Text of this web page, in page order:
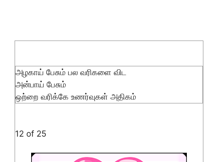
அழகாய் பேசும் பல வரிகளை விட
அன்பாய் பேசும்
ஒற்றை வரிக்கே உணர்வுகள் அதிகம்
12 of 25